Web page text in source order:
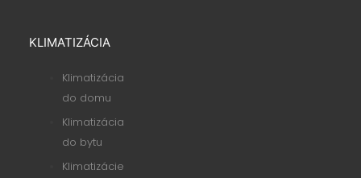
KLIMATIZÁCIA
Klimatizácia
do domu
Klimatizácia
do bytu
Klimatizácie